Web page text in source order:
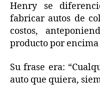
Henry se
fabricar autos de
costos,
producto por
Su frase era:
auto que quiera,